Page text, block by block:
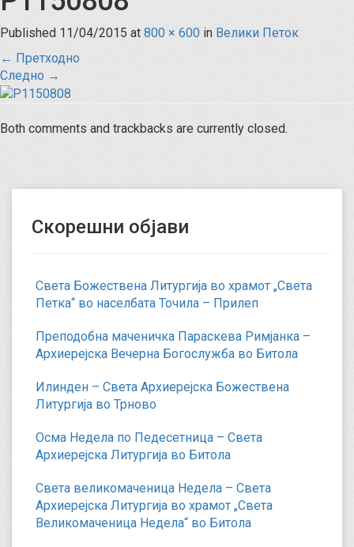
Published 11/04/2015 at 800 × 600 in Велики Петок
← Претходно
Следно →
Both comments and trackbacks are currently closed.
Скорешни објави
Света Божествена Литургија во храмот „Света
Петка“ во населбата Точила – Прилеп
Преподобна маченичка Параскева Римјанка –
Архиерејска Вечерна Богослужба во Битола
Илинден – Света Архиерејска Божествена
Литургија во Трново
Осма Недела по Педесетница – Света
Архиерејска Литургија во Битола
Света великомаченица Недела – Света
Архиерејска Литургија во храмот „Света
Великомаченица Недела“ во Битола